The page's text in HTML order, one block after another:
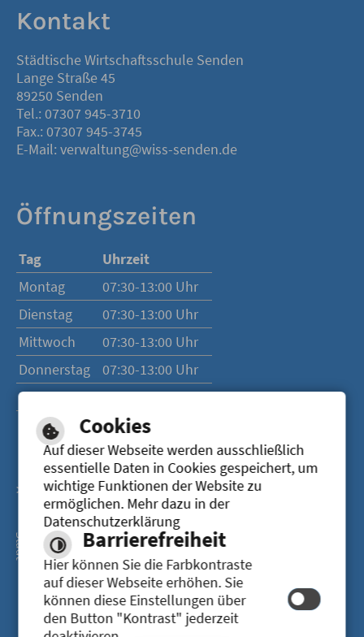
Kontakt
Städtische Wirtschaftsschule Senden
Lange Straße 45
89250 Senden
Tel.: 07307 945-3710
Fax.: 07307 945-3745
E-Mail: verwaltung@wiss-senden.de
Öffnungszeiten
Tag
Uhrzeit
Montag
07:30-13:00 Uhr
Dienstag
07:30-13:00 Uhr
Mittwoch
07:30-13:00 Uhr
Donnerstag
07:30-13:00 Uhr
Freitag
07:30-13:00 Uhr
> Zur Website der Stadt Senden
Cookies
Auf dieser Webseite werden ausschließlich
essentielle Daten in Cookies gespeichert, um
wichtige Funktionen der Website zu
ermöglichen. Mehr dazu in der
Datenschutzerklärung
Barrierefreiheit
Hier können Sie die Farbkontraste
auf dieser Webseite erhöhen. Sie
können diese Einstellungen über
den Button "Kontrast" jederzeit